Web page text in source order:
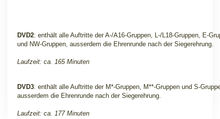
DVD2: enthält alle Auftritte der A-/A16-Gruppen, L-/L18-Gruppen, E-
und NW-Gruppen, ausserdem die Ehrenrunde nach der Siegerehrung.
Laufzeit: ca. 165 Minuten
DVD3: enthält alle Auftritte der M*-Gruppen, M**-Gruppen und S-
ausserdem die Ehrenrunde nach der Siegerehrung.
Laufzeit: ca. 177 Minuten